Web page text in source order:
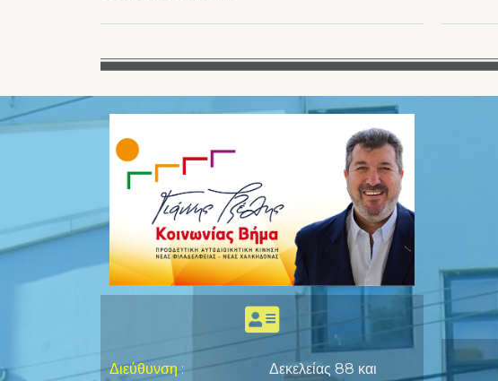
Διεύθυνση : Δεκελείας 88 και